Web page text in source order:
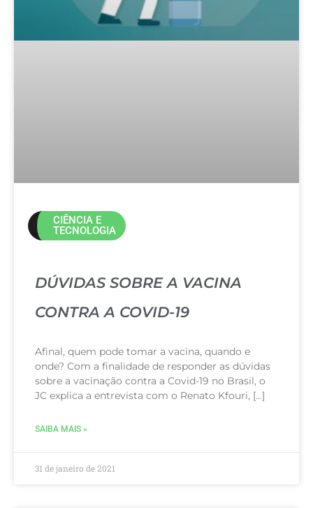
CIÊNCIA E
TECNOLOGIA
DÚVIDAS SOBRE A VACINA
CONTRA A COVID-19
Afinal, quem pode tomar a vacina, quando e
onde? Com a finalidade de responder as dúvidas
sobre a vacinação contra a Covid-19 no Brasil, o
JC explica a entrevista com o Renato Kfouri, […]
SAIBA MAIS »
31 de janeiro de 2021